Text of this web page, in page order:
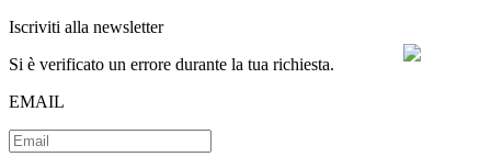
Iscriviti alla newsletter
Si è verificato un errore durante la tua richiesta.
EMAIL